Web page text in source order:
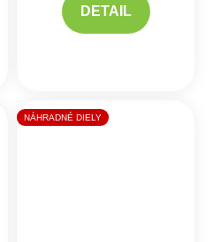
DETAIL
NÁHRADNÉ DIELY